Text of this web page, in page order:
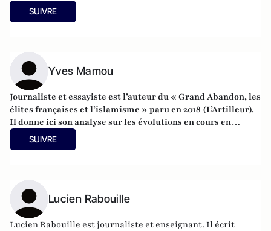
SUIVRE
Yves Mamou
Journaliste et essayiste est l’auteur du « Grand Abandon, les
élites françaises et l’islamisme » paru en 2018 (L’Artilleur).
Il donne ici son analyse sur les évolutions en cours en
France et en Europe. Il est également l’auteur d’un blog
intituléDécryptages
SUIVRE
Lucien Rabouille
Lucien Rabouille est journaliste et enseignant. Il écrit